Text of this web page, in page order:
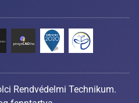
Rendvédelmi Technikum.